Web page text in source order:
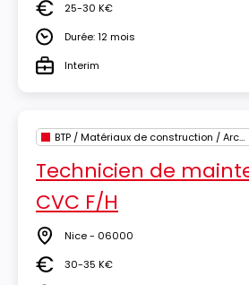
Salaire25-30 K€
DuréeDurée: 12 mois
TypeInterim
BTP / Matériaux de construction / Architecture
Technicien de
CVC F/H
Lieu Nice - 06000
Salaire30-35 K€